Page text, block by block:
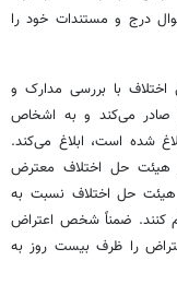
درج و مستندات خود را
با بررسی مدارک و
صادر می‌کند و به اشخاص
شده است، ابلاغ می‌کند.
هیئت حل اختلاف معترض
هیئت حل اختلاف نسبت به
کنند. ضمناً شخص اعتراض
را ظرف بیست روز به